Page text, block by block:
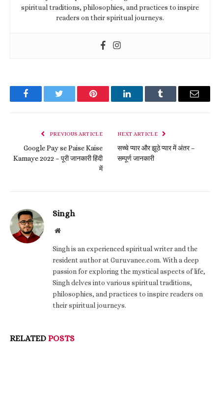
spiritual traditions, philosophies, and practices to inspire
readers on their spiritual journeys.
FacebookTwitter Pinterest LinkedInTumblr Email
PREVIOUS ARTICLE
Google Pay se Paise Kaise
Kamaye 2022 – पूरी जानकारी हिंदी
में
NEXT ARTICLE
सच्चे प्यार और झूठे प्यार में अंतर –
सम्पूर्ण जानकारी
Singh
Website
Singh is an experienced spiritual writer and the
resident author at Guruvanee.com. With a deep
passion for exploring the mystical aspects of life,
Singh delves into various spiritual traditions,
philosophies, and practices to inspire readers on
their spiritual journeys.
RELATED POSTS